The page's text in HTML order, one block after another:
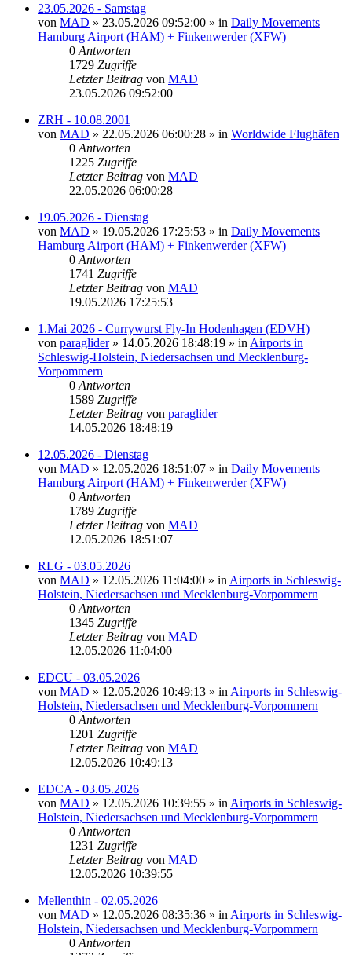
23.05.2026 - Samstag
von MAD » 23.05.2026 09:52:00 » in Daily Movements
Hamburg Airport (HAM) + Finkenwerder (XFW)
0 Antworten
1729 Zugriffe
Letzter Beitrag von MAD
23.05.2026 09:52:00
ZRH - 10.08.2001
von MAD » 22.05.2026 06:00:28 » in Worldwide Flughäfen
0 Antworten
1225 Zugriffe
Letzter Beitrag von MAD
22.05.2026 06:00:28
19.05.2026 - Dienstag
von MAD » 19.05.2026 17:25:53 » in Daily Movements
Hamburg Airport (HAM) + Finkenwerder (XFW)
0 Antworten
1741 Zugriffe
Letzter Beitrag von MAD
19.05.2026 17:25:53
1.Mai 2026 - Currywurst Fly-In Hodenhagen (EDVH)
von paraglider» 14.05.2026 18:48:19 » in Airports in
Schleswig-Holstein, Niedersachsen und Mecklenburg-
Vorpommern
0 Antworten
1589 Zugriffe
Letzter Beitrag von paraglider
14.05.2026 18:48:19
12.05.2026 - Dienstag
von MAD » 12.05.2026 18:51:07 » in Daily Movements
Hamburg Airport (HAM) + Finkenwerder (XFW)
0 Antworten
1789 Zugriffe
Letzter Beitrag von MAD
12.05.2026 18:51:07
RLG - 03.05.2026
von MAD » 12.05.2026 11:04:00 » in Airports in Schleswig-
Holstein, Niedersachsen und Mecklenburg-Vorpommern
0 Antworten
1345 Zugriffe
Letzter Beitrag von MAD
12.05.2026 11:04:00
EDCU - 03.05.2026
von MAD » 12.05.2026 10:49:13 » in Airports in Schleswig-
Holstein, Niedersachsen und Mecklenburg-Vorpommern
0 Antworten
1201 Zugriffe
Letzter Beitrag von MAD
12.05.2026 10:49:13
EDCA - 03.05.2026
von MAD » 12.05.2026 10:39:55 » in Airports in Schleswig-
Holstein, Niedersachsen und Mecklenburg-Vorpommern
0 Antworten
1231 Zugriffe
Letzter Beitrag von MAD
12.05.2026 10:39:55
Mellenthin - 02.05.2026
von MAD » 12.05.2026 08:35:36 » in Airports in Schleswig-
Holstein, Niedersachsen und Mecklenburg-Vorpommern
0 Antworten